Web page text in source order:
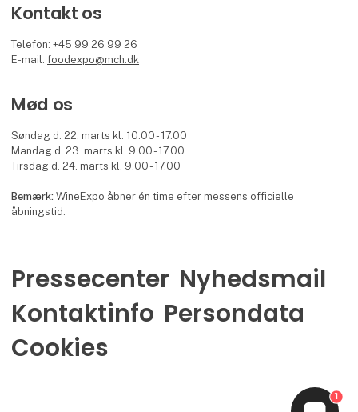
Kontakt os
Telefon: +45 99 26 99 26
E-mail:foodexpo@mch.dk
Mød os
Søndag d. 22. marts kl. 10.00 - 17.00
Mandag d. 23. marts kl. 9.00 - 17.00
Tirsdag d. 24. marts kl. 9.00 - 17.00
Bemærk:WineExpo åbner én time efter messens officielle
åbningstid.
Pressecenter Nyhedsmail
Kontaktinfo Persondata
Cookies
1